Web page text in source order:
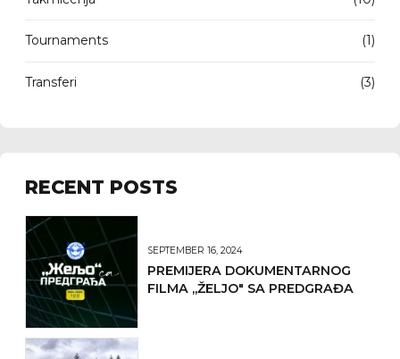
Tournaments (1)
Transferi (3)
RECENT POSTS
SEPTEMBER 16, 2024
PREMIJERA DOKUMENTARNOG
FILMA ,,ŽELJO" SA PREDGRAĐA